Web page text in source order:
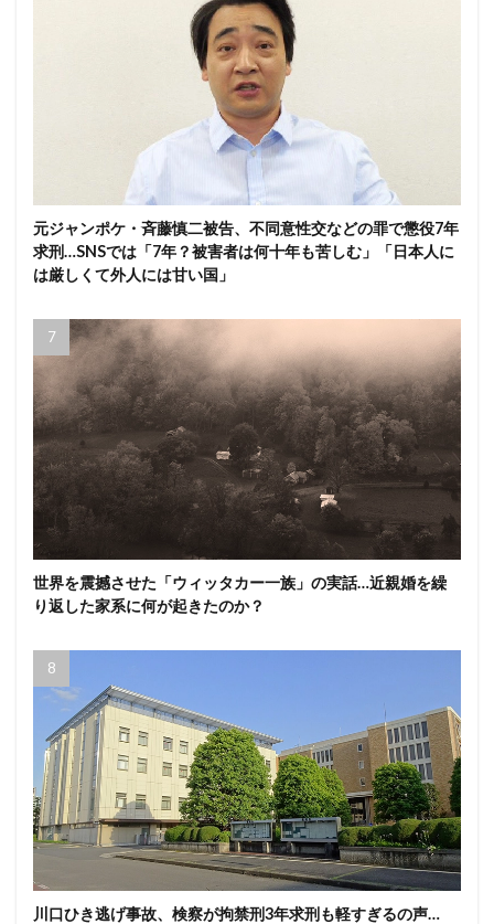
元ジャンポケ・斉藤慎二被告、不同意性交などの罪で懲役7年
求刑…SNSでは「7年？被害者は何十年も苦しむ」「日本人に
は厳しくて外人には甘い国」
世界を震撼させた「ウィッタカー一族」の実話…近親婚を繰
り返した家系に何が起きたのか？
川口ひき逃げ事故、検察が拘禁刑3年求刑も軽すぎるの声…